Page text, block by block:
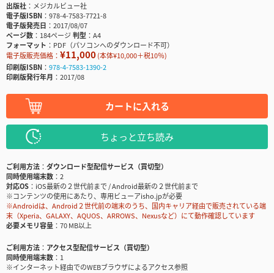
出版社
メジカルビュー社
電子版ISBN
978-4-7583-7721-8
電子版発売日
2017/08/07
ページ数
184ページ判型
A4
フォーマット
PDF（パソコンへのダウンロード不可）
電子版販売価格： ¥11,000(本体¥10,000＋税10％)
印刷版ISBN
978-4-7583-1390-2
印刷版発行年月
2017/08
カートに入れる
ちょっと立ち読み
ご利用方法
ダウンロード型配信サービス（買切型）
同時使用端末数
2
対応OS
iOS最新の２世代前まで / Android最新の２世代前まで
※コンテンツの使用にあたり、専用ビューアisho.jpが必要
※Androidは、Android２世代前の端末のうち、国内キャリア経由で販売されている端
末（Xperia、GALAXY、AQUOS、ARROWS、Nexusなど）にて動作確認しています
必要メモリ容量
70 MB以上
ご利用方法
アクセス型配信サービス（買切型）
同時使用端末数
1
※インターネット経由でのWEBブラウザによるアクセス参照